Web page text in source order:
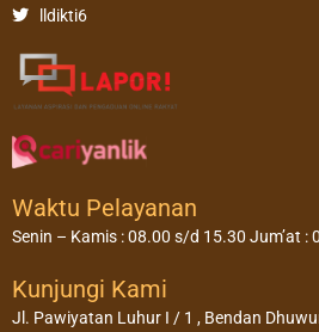
lldikti6
Waktu Pelayanan
Senin – Kamis : 08.00 s/d 15.30 Jum’at :
Kunjungi Kami
Jl. Pawiyatan Luhur I / 1 , Bendan